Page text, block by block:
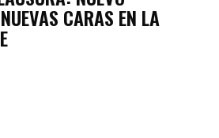
CARAS EN LA